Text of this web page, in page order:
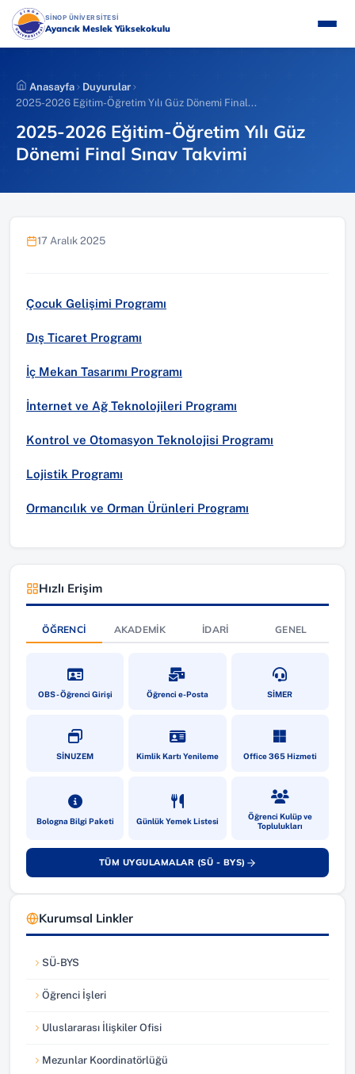
İçeriğe
atla
SİNOP ÜNİVERSİTESİ(YENI SEKMEDE AÇILIR)
Ayancık Meslek Yüksekokulu
Anasayfa
Duyurular
2025-2026 Eğitim-Öğretim Yılı Güz Dönemi Final...
2025-2026 Eğitim-Öğretim Yılı Güz
Dönemi Final Sınav Takvimi
17 Aralık 2025
Çocuk Gelişimi Programı
Dış Ticaret Programı
İç Mekan Tasarımı Programı
İnternet ve Ağ Teknolojileri Programı
Kontrol ve Otomasyon Teknolojisi Programı
Lojistik Programı
Ormancılık ve Orman Ürünleri Programı
Hızlı Erişim
ÖĞRENCI AKADEMIK İDARI GENEL
OBS - Öğrenci Girişi(yeni sekmede açılır)Öğrenci e-Posta(yeni sekmede açılır)SİMER(yeni sekmede
SİNUZEM(yeni sekmede açılır)Kimlik Kartı Yenileme(yeni sekmede açılır)Office 365 Hizmeti
(yeni sekmede
Bologna Bilgi Paketi(yeni sekmede açılır)Günlük Yemek Listesi(yeni sekmede açılır)Öğrenci Kulüp ve
Toplulukları
(yeni sekmede
TÜM UYGULAMALAR (SÜ - BYS)
(yeni sekmede açılır)
Kurumsal Linkler
SÜ-BYS
(yeni sekmede açılır)
Öğrenci İşleri
(yeni sekmede açılır)
Uluslararası İlişkiler Ofisi
(yeni sekmede açılır)
Mezunlar Koordinatörlüğü
(yeni sekmede açılır)